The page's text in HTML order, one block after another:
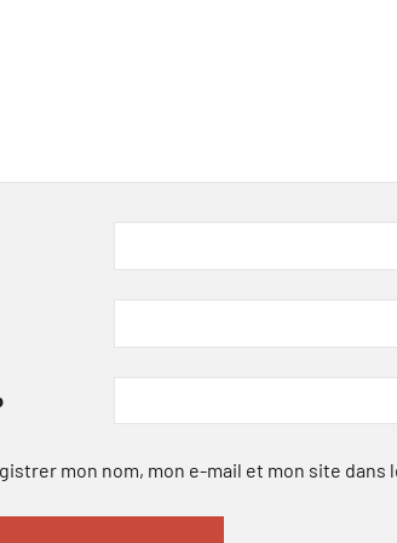
mon nom, mon e-mail et mon site